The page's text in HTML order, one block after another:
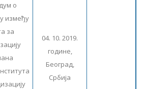
о
између
за
04. 10. 2019.
године,
Београд,
Србија